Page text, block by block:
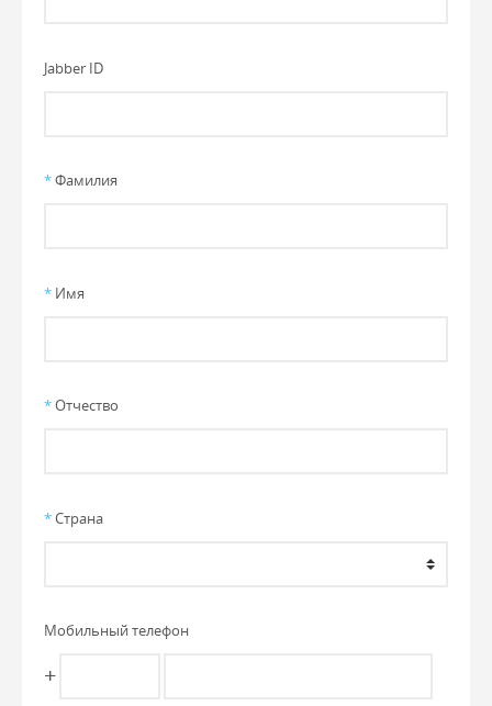
Jabber ID
*Фамилия
* Имя
*Отчество
*Страна
Мобильный телефон
+